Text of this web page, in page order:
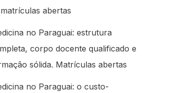
abertas
no Paraguai: estrutura
corpo docente qualificado e
sólida. Matrículas abertas
no Paraguai: o custo-